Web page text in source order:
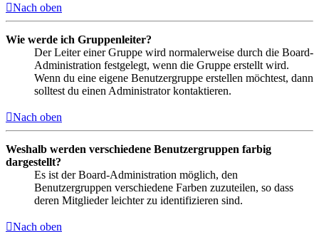
Nach oben
Wie werde ich Gruppenleiter?
Der Leiter einer Gruppe wird normalerweise durch die Board-
Administration festgelegt, wenn die Gruppe erstellt wird.
Wenn du eine eigene Benutzergruppe erstellen möchtest, dann
solltest du einen Administrator kontaktieren.
Nach oben
Weshalb werden verschiedene Benutzergruppen farbig
dargestellt?
Es ist der Board-Administration möglich, den
Benutzergruppen verschiedene Farben zuzuteilen, so dass
deren Mitglieder leichter zu identifizieren sind.
Nach oben